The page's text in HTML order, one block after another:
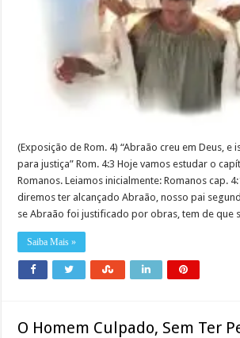
(Exposição de Rom. 4) “Abraão creu em Deus, e
para justiça” Rom. 4:3 Hoje vamos estudar o
Romanos. Leiamos inicialmente: Romanos cap.
diremos ter alcançado Abraão, nosso pai
se Abraão foi justificado por obras, tem de que
Saiba Mais »
O Homem Culpado, Sem Ter